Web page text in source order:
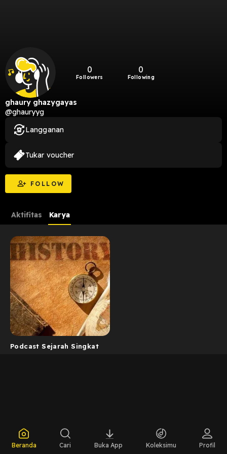
0
Followers
0
Following
ghaury ghazygayas
@ghauryyg
FOLLOW
Langganan
Tukar voucher
Aktifitas Karya
Podcast Sejarah Singkat
Beranda Cari Buka App Koleksimu Profil